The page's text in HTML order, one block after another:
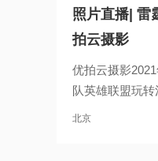
照片直播| 雷
拍云摄影
优拍云摄影
队英雄联盟玩
北京